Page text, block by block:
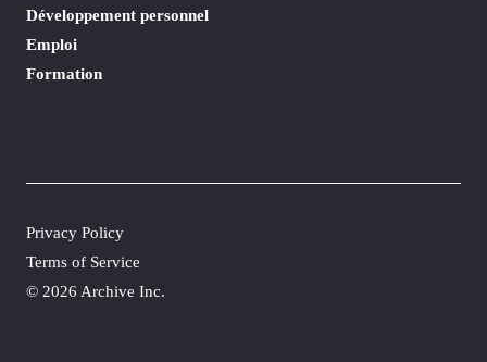
Développement personnel
Emploi
Formation
© 2026 Archive Inc.
Privacy Policy
Terms of Service